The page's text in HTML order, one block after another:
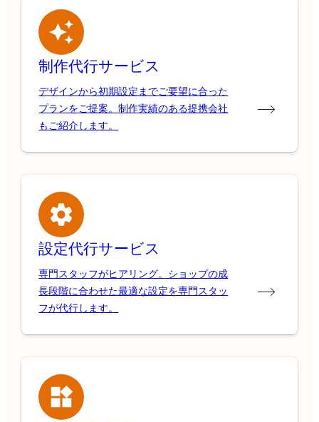
制作代行サービス
デザインから初期設定までご要望に合った
プランをご提案。制作実績のある提携会社
もご紹介します。
設定代行サービス
専門スタッフがヒアリング。ショップの成
長段階に合わせた最適な設定を専門スタッ
フが代行します。